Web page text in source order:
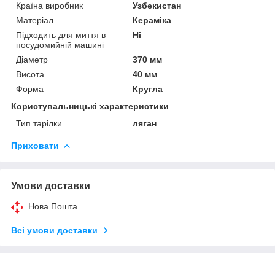
Країна виробник
Узбекистан
Матеріал
Кераміка
Підходить для миття в
посудомийній машині
Ні
Діаметр
370 мм
Висота
40 мм
Форма
Кругла
Користувальницькі характеристики
Тип тарілки
ляган
Приховати
Умови доставки
Нова Пошта
Всі умови доставки